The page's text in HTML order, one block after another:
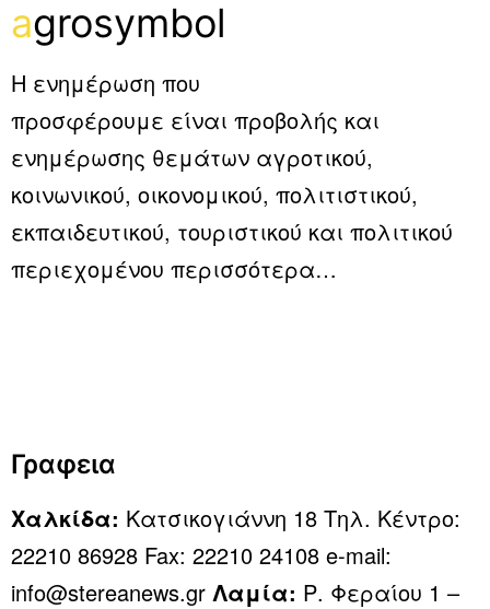
agrosymbol
Η ενημέρωση που
προσφέρουμε είναι προβολής και
ενημέρωσης θεμάτων αγροτικού,
κοινωνικού, οικονομικού, πολιτιστικού,
εκπαιδευτικού, τουριστικού και πολιτικού
περιεχομένου περισσότερα…
Γραφεια
Χαλκίδα: Κατσικογιάννη 18 Τηλ. Κέντρο:
22210 86928 Fax: 22210 24108 e-mail:
info@stereanews.gr Λαμία: Ρ. Φεραίου 1 –